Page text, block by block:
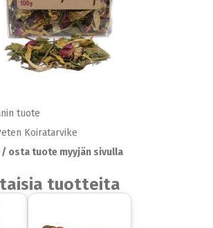
tuote
Koiratarvike
osta tuote myyjän sivulla
tuotteita